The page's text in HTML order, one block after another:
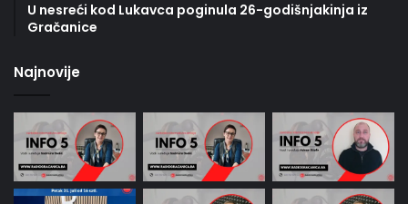
U nesreći kod Lukavca poginula 26-godišnjakinja iz
Gračanice
Najnovije